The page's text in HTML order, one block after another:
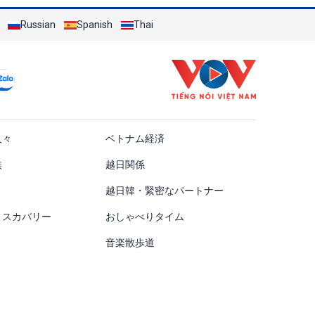
Russian Spanish Thai
ベトナム経済
越日関係
越日韓・緊密なパートナー
カバリー おしゃべりタイム
音楽散歩道